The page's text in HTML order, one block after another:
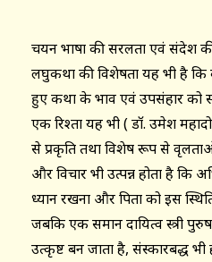
चयन भाषा की सरलता एवं संदेश
लघुकथा की विशेषता यह भी है कि
हुए कथा के भाव एवं उपसंहार को
एक रिश्ता यह भी ( डॉ. उमेश
से प्रकृति तथा विशेष रूप से
और विचार भी उत्पन्न होता है कि
ध्यान रखना और पिता को इस
जबकि एक समान दायित्व स्त्री
उत्कृष्ट बन जाता है, संस्कारबद्ध